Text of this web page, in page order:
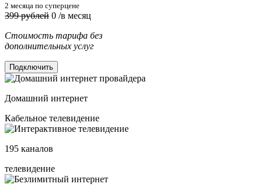
2 месяца по суперцене
399 рублей 0 /в месяц
Стоимость тарифа без
дополнительных услуг
Подключить
Домашний интернет
Кабельное телевидение
195 каналов
телевидение